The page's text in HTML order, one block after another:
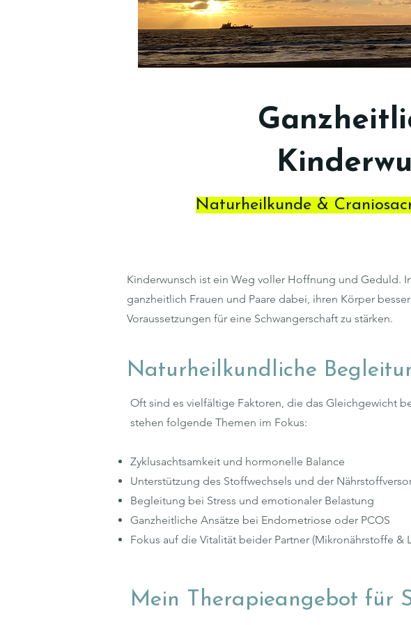
Naturheilkunde &
Kinderwunsch ist ein Weg voller Hoffnung und Geduld.
ganzheitlich Frauen und Paare dabei, ihren Körper
Voraussetzungen für eine Schwangerschaft zu stärken.
Naturheilkundliche
Oft sind es vielfältige Faktoren, die das Gleichgewicht
stehen folgende Themen im Fokus:
Zyklusachtsamkeit und hormonelle Balance
Unterstützung des Stoffwechsels und der
Begleitung bei Stress und emotionaler Belastung
Ganzheitliche Ansätze bei Endometriose oder PCOS
Fokus auf die Vitalität beider Partner (Mikronährstoffe &
Mein Therapieangebot für